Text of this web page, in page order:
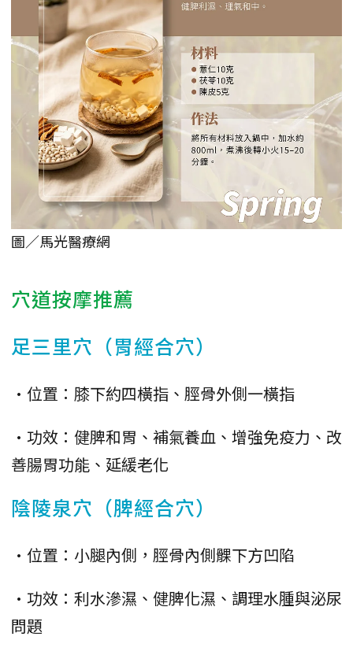
圖／馬光醫療網
穴道按摩推薦
足三里穴（胃經合穴）
•位置：膝下約四橫指、脛骨外側一橫指
•功效：健脾和胃、補氣養血、增強免疫力、改
善腸胃功能、延緩老化
陰陵泉穴（脾經合穴）
•位置：小腿內側，脛骨內側髁下方凹陷
•功效：利水滲濕、健脾化濕、調理水腫與泌尿
問題